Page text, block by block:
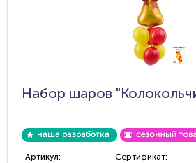
Набор шаров
Артикул: Сертификат: